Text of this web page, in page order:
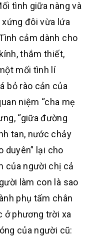
tình giữa nàng và
đôi vừa lứa
cảm dành cho
thắm thiết,
mối tình lí
bỏ rào cản của
niệm “cha mẹ
“giữa đường
tan, nước chảy
duyên” lại cho
của người chị cả
làm con là sao
phụ tấm chân
ở phương trời xa
của người cũ: